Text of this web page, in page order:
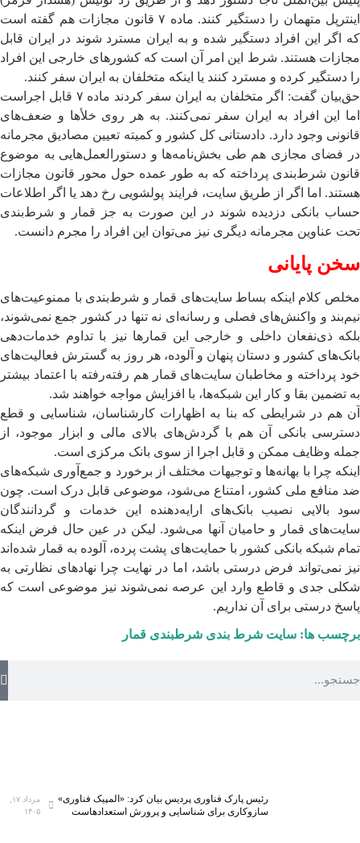
اینترپل متهمان را دستگیر کنند. ماده ۷ قانون مجازات هم گفته است
که اگر این افراد دستگیر شده و به ایران مسترد شوند در ایران قابل
مجازات هستند. شرط این امر آن است که کشورهای خارجی این افراد
را دستگیر کرده و مسترد کنند یا اینکه متخلفان به ایران سفر کنند.
حق‌بیان گفت: اگر متخلفان به ایران سفر کردند ماده ۷ قابل اجراست
اما این افراد به ایران سفر نمی‌کنند. به هر روی خلأها و ضعف‌های
قانونی وجود دارد. دادستانی کل کشور و کمیته تعیین مصادیق مجرمانه
در فضای مجازی هم طی بخش‌نامه‌ها و دستورالعمل‌هایی به موضوع
قانون شرط‌بندی پرداخته که به طور عمده حول محور قانون مجازات
هستند. اما اگر از طریق سایت، فرایند پولشویی رخ دهد یا اگر اطلاعات
حساب بانکی دزدیده شوند در این صورت به جز قمار و شرط‌بندی
تحت عناوین مجرمانه دیگری نیز می‌توان این افراد را مجرم دانست.
سخن پایانی
مخلص کلام اینکه بساط سایت‌های قمار و شرط‌بندی با ممنوعیت‌های
نیم‌بند و واکنش‌های فصلی و رسانه‌ای نه تنها در کشور جمع نمی‌شوند،
بلکه ذی‌نفعان داخلی و خارجی این قمارها نیز با تداوم خدمات‌دهی
بانک‌های کشور و دستان پنهان و آلوده، هر روز به گسترش فعالیت‌های
خود پرداخته و مخاطبان سایت‌های قمار هم رفته‌رفته با اعتماد بیشتر
به تضمین بقا و کار این شبکه‌ها، با افزایش مواجه خواهند شد.
آن هم در شرایطی که بنا به اظهارات کارشناسان، شناسایی و قطع
دسترسی بانکی آن هم با گردش‌های بالای مالی و ابزار موجود، از
جمله وظایف ممکن و قابل اجرا از سوی بانک مرکزی است.
اینکه چرا با بهانه‌ها و توجیهات مختلف از برخورد و جمع‌آوری شبکه‌های
ضد منافع ملی کشور، امتناع می‌شود، موضوعی قابل درک است. چون
سود بالایی نصیب بانک‌های ارایه‌دهنده این خدمات و گردانندگان
سایت‌های قمار و حامیان آنها می‌شود. لیکن در عین حال فرض اینکه
تمام شبکه بانکی کشور با حمایت‌های پشت پرده، آلوده به قمار شده‌اند
نیز نمی‌تواند فرض درستی باشد، اما در نهایت چرا نهادهای نظارتی به
شکلی جدی و قاطع وارد این عرصه نمی‌شوند نیز موضوعی است که
پاسخ درستی برای آن نداریم.
برچسب ها: سایت شرط بندی شرطبندی قمار
رئیس پارک فناوری پردیس بیان کرد: «المپیک فناوری»
سازوکاری برای شناسایی و پرورش استعدادهاست
۱۴۰۵